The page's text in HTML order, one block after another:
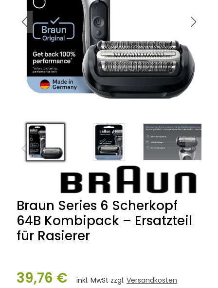
Braun Series 6 Scherkopf
64B Kombipack – Ersatzteil
für Rasierer
39,76 € inkl. MwSt zzgl. Versandkosten